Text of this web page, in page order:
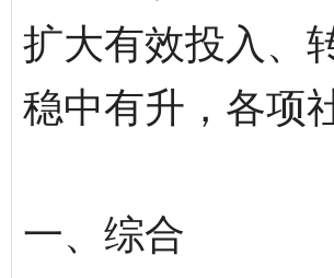
扩大有效投入、
稳中有升，各项
一、综合